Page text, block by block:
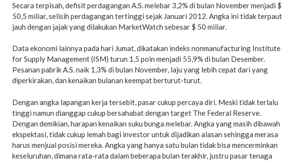
Secara terpisah, defisit perdagangan A.S. melebar 3,2% di bulan November menjadi $
50,5 miliar, selisih perdagangan tertinggi sejak Januari 2012. Angka ini tidak terpaut
jauh dengan jajak yang dilakukan MarketWatch sebesar $ 50 miliar.
Data ekonomi lainnya pada hari Jumat, dikatakan indeks nonmanufacturing Institute
for Supply Management (ISM) turun 1,5 poin menjadi 55,9% di bulan Desember.
Pesanan pabrik A.S. naik 1,3% di bulan November, laju yang lebih cepat dari yang
diperkirakan, dan kenaikan bulanan keempat berturut-turut.
Dengan angka lapangan kerja tersebit, pasar cukup percaya diri. Meski tidak terlalu
tinggi namun dianggap cukup bersahabat dengan target The Federal Reserve.
Dengan demikian, harapan kenaikan suku bunga melebar. Angka yang masih dibawah
ekspektasi, tidak cukup lemah bagi investor untuk dijadikan alasan sehingga merasa
harus menjual posisi mereka. Angka yang hanya satu bulan tidak bisa mencerminkan
keseluruhan, dimana rata-rata dalam beberapa bulan terakhir, justru pasar tenaga